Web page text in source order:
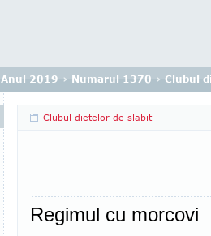
Anul 2019 › Numarul 1370 › Clubul
Clubul dietelor de slabit
Regimul cu morcovi